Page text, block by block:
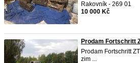
Rakovník - 269 01
10 000 Kč
Prodam Fortschritt
Prodam Fortschritt
zim ...